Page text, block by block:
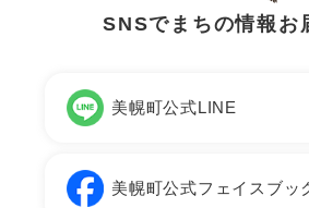
SNSでまちの情報お
美幌町公式LINE
美幌町公式フェイスブッ